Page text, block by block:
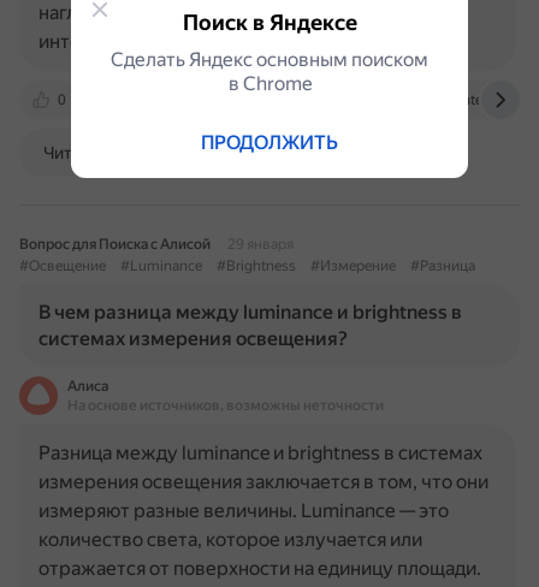
0 fruntend.com
наглядной, особенно при создании адаптивных
интерфейсов, тёмных тем или…
Читать далее
Вопрос для Поиска с Алисой
29 января
#Освещение
#Luminance #Brightness #Измерение #Разница
В чем разница между luminance и brightness в
системах измерения освещения?
Алиса
На основе источников, возможны неточности
Разница между luminance и brightness в системах
измерения освещения заключается в том, что они
измеряют разные величины. Luminance — это
количество света, которое излучается или
отражается от поверхности на единицу площади.
Поиск в Яндексе
Сделать Яндекс основным поиском
в Сhrome
ПРОДОЛЖИТЬ